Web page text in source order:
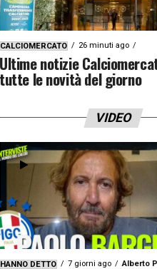
CALCIOMERCATO 26 minuti ago
Ultime notizie
tutte le novità del giorno
VIDEO
HANNO DETTO 7 giorni ago Alberto